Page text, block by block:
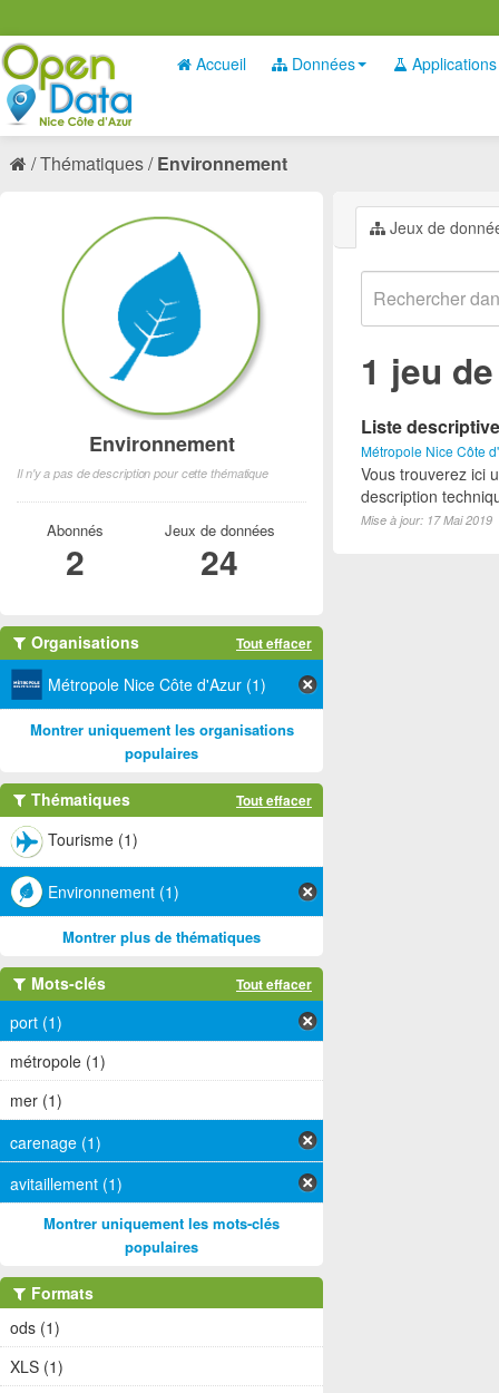
Accueil Données Applications
Thématiques Environnement
Jeux de
1 jeu
Liste
Métropole Nice Côte
Vous trouverez ici
description
Mise à jour: 17 Mai 2019
Environnement
Il n'y a pas de description pour cette thématique
Abonnés
2
Jeux de données
24
Organisations Tout effacer
Métropole Nice Côte d'Azur (1)
Montrer uniquement les organisations
populaires
Thématiques Tout effacer
Tourisme (1)
Environnement (1)
Montrer plus de thématiques
Mots-clés Tout effacer
port (1)
métropole (1)
mer (1)
carenage (1)
avitaillement (1)
Montrer uniquement les mots-clés
populaires
Formats
ods (1)
XLS (1)